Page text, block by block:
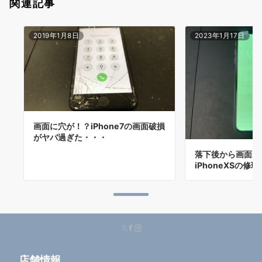
関連記事
2019年1月8日
画面に穴が！？iPhone7の画面破損
がヤバ過ぎた・・・
2023年1月17日
落下後から画面
iPhoneXSの修理